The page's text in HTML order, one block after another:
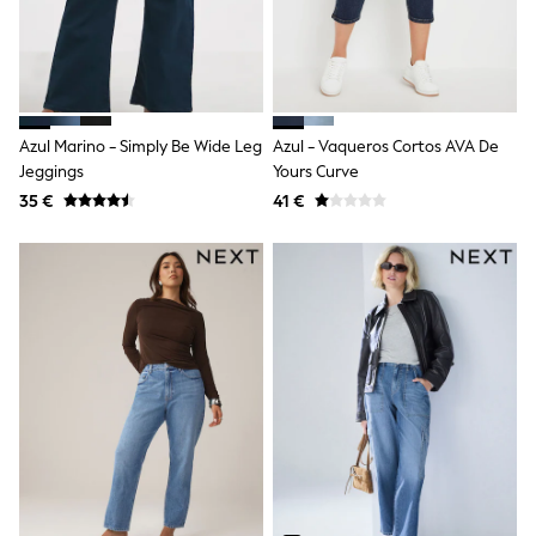
School Bags
Stationery
Underwear & Socks
All Occasionwear
Communion
Wedding
Shirts
Shoes
Suit Jackets
Waistcoats
New In
Pyjamas
Robes
Socks
All Accessories
New In
Bags
Hats
Denim Jackets
Raincoats
Waterproof
Azul Marino - Simply Be Wide Leg
Jeggings
35 €
Azul - Vaqueros Cortos AVA De
Yours Curve
41 €